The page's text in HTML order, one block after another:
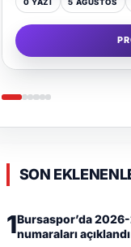
0 YAZI 16 TEMMUZ
SON
1Bursaspor’da
numaraları açıklandı